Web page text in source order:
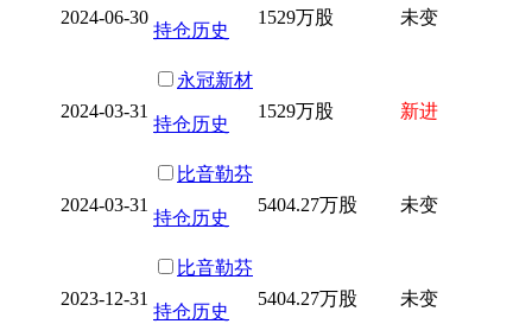
2024-06-30
持仓历史
1529万股 未变
2024-03-31
永冠新材
持仓历史
1529万股 新进
2024-03-31
比音勒芬
持仓历史
5404.27万股 未变
2023-12-31
比音勒芬
持仓历史
5404.27万股 未变